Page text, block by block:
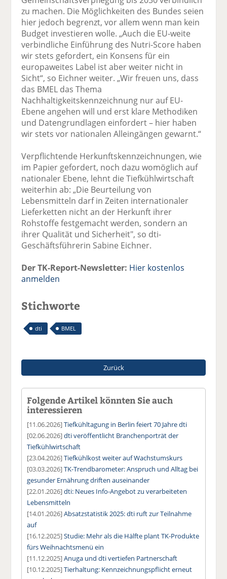
zu machen. Die Möglichkeiten des Bundes seien
hier jedoch begrenzt, vor allem wenn man kein
Budget investieren wolle. „Auch die EU-weite
verbindliche Einführung des Nutri-Score haben
wir stets gefordert, ein Konsens für ein
europaweites Label ist aber weiter nicht in
Sicht“, so Eichner weiter. „Wir freuen uns, dass
das BMEL das Thema
Nachhaltigkeitskennzeichnung nur auf EU-
Ebene angehen will und erst klare Methodiken
und Datengrundlagen einfordert – hier haben
wir stets vor nationalen Alleingängen gewarnt.“
Verpflichtende Herkunftskennzeichnungen, wie
im Papier gefordert, noch dazu womöglich auf
nationaler Ebene, lehnt die Tiefkühlwirtschaft
weiterhin ab: „Die Beurteilung von
Lebensmitteln darf in Zeiten internationaler
Lieferketten nicht an der Herkunft ihrer
Rohstoffe festgemacht werden, sondern an
ihrer Qualität und Sicherheit", so dti-
Geschäftsführerin Sabine Eichner.
Der TK-Report-Newsletter: Hier kostenlos
anmelden
Stichworte
dti BMEL
Zurück
Folgende Artikel könnten Sie auch
interessieren
[11.06.2026]Tiefkühltagung in Berlin feiert 70 Jahre dti
[02.06.2026]dti veröffentlicht Branchenporträt der
Tiefkühlwirtschaft
[23.04.2026]Tiefkühlkost weiter auf Wachstumskurs
[03.03.2026]TK-Trendbarometer: Anspruch und Alltag bei
gesunder Ernährung driften auseinander
[22.01.2026]dti: Neues Info-Angebot zu verarbeiteten
Lebensmitteln
[14.01.2026]Absatzstatistik 2025: dti ruft zur Teilnahme
auf
[16.12.2025]Studie: Mehr als die Hälfte plant TK-Produkte
fürs Weihnachtsmenü ein
[11.12.2025]Anuga und dti vertiefen Partnerschaft
[10.12.2025]Tierhaltung: Kennzeichnungspflicht erneut